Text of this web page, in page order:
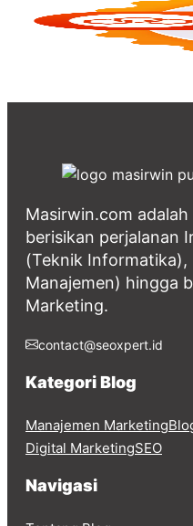
Masirwin.com
berisikan perjalanan
(Teknik Informatika),
Manajemen) hingga
Marketing.
contact@seoxpert.id
Kategori Blog
Manajemen Marketing
Digital MarketingSEO
Navigasi